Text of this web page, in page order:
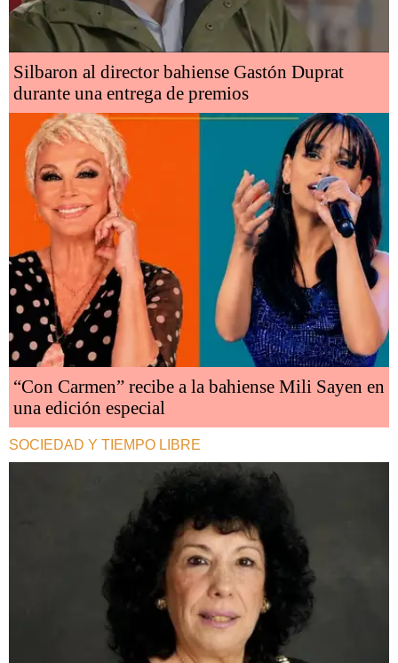
Silbaron al director bahiense Gastón Duprat
durante una entrega de premios
“Con Carmen” recibe a la bahiense Mili Sayen en
una edición especial
SOCIEDAD Y TIEMPO LIBRE